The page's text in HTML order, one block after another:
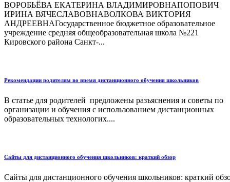
ВОРОБЬЁВА ЕКАТЕРИНА ВЛАДИМИРОВНАПОПОВИЧ
ИРИНА ВЯЧЕСЛАВОВНАВОЛКОВА ВИКТОРИЯ
АНДРЕЕВНАГосударственное бюджетное образовательное
учреждение средняя общеобразовательная школа №221
Кировского района Санкт-...
Рекомендации родителям во время дистанционного обучения школьников
В статье для родителей предложены разъяснения и советы по
организации и обучения с использованием дистанционных
образовательных технологих....
Сайты для дистанционного обучения школьников: краткий обзор
Сайты для дистанционного обучения школьников: краткий